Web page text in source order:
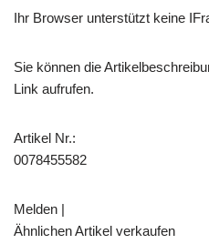
Ihr Browser unterstützt keine
Sie können die
Link aufrufen.
Artikel Nr.:
0078455582
Melden |
Ähnlichen Artikel verkaufen